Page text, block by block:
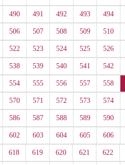
490 491 492 493 494
506 507 508 509 510
522 523 524 525 526
538 539 540 541 542
554 555 556 557 558
570 571 572 573 574
586 587 588 589 590
602 603 604 605 606
618 619 620 621 622